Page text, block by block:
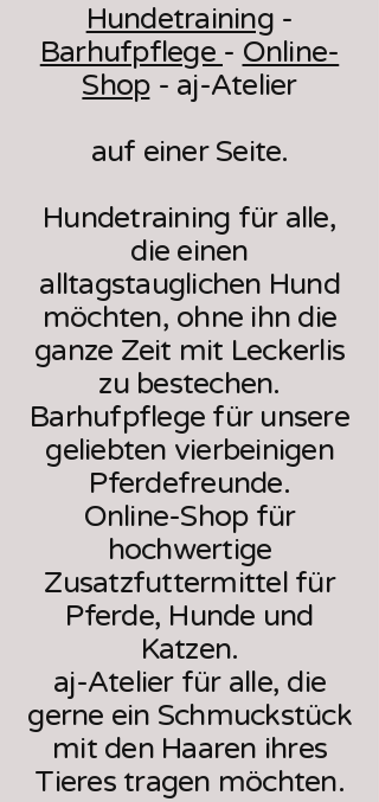
Hundetraining-
Barhufpflege - Online-
Shop- aj-Atelier
auf einer Seite.
Hundetraining für alle,
die einen
alltagstauglichen Hund
möchten, ohne ihn die
ganze Zeit mit Leckerlis
zu bestechen.
Barhufpflege für unsere
geliebten vierbeinigen
Pferdefreunde.
Online-Shop für
hochwertige
Zusatzfuttermittel für
Pferde, Hunde und
Katzen.
aj-Atelier für alle, die
gerne ein Schmuckstück
mit den Haaren ihres
Tieres tragen möchten.